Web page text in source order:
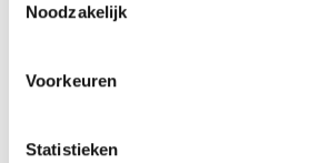
Noodzakelijk
Voorkeuren
Statistieken